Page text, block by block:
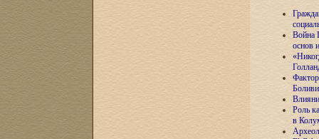
Война
основ
Роль
в